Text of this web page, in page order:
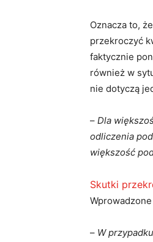
Oznacza to,
przekroczyć
faktycznie
również w
nie dotyczą
– Dla
odliczenia
większość
Skutki
– W